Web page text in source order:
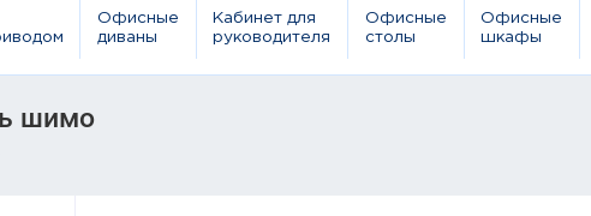
Офисные
диваны
Кабинет для
руководителя
Офисные
столы
Офисные
шкафы
шимо